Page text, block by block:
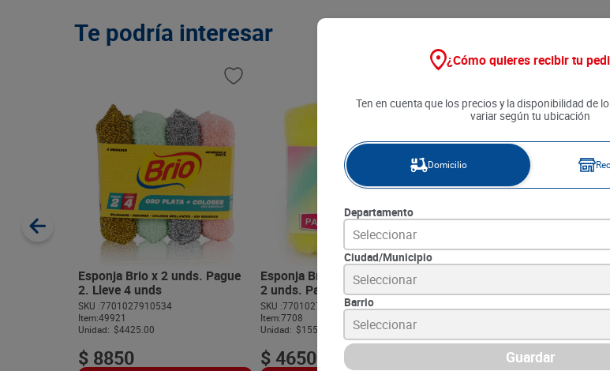
Te podría interesar
Esponja Brio x 2 unds. Pague
2. Lleve 4 unds
SKU :7701027910534
Item:49921
Unidad: $4425.00
$ 8850
Esponja Brio Multiusos Color x
2 unds. Pague 2. Lleva 3 unds
SKU :7701027910251
Item:7708
Unidad: $1550.00
$4650
Multiusos x 3 unds pague 3
¿Cómo quieres recibir tu
Ten en cuenta que los precios y la disponibilidad de
variar según tu ubicación
Domicilio
Departamento
Seleccionar
Ciudad/Municipio
Seleccionar
Barrio
Seleccionar
Guardar